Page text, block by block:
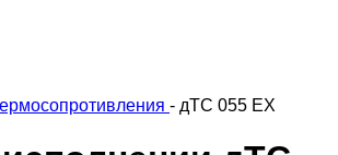
- дТС 055 EX